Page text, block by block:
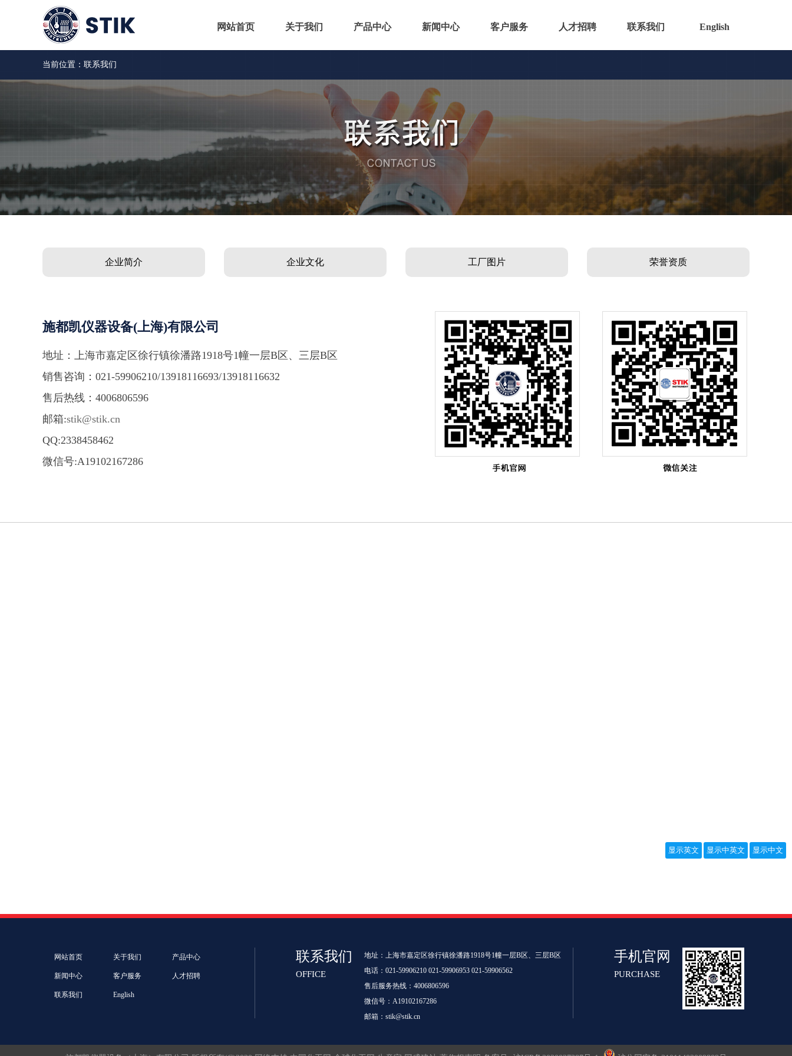
网站首页 关于我们 产品中心 新闻中心 客户服务 人才招聘 联系我们 English
当前位置：联系我们
企业简介 企业文化 工厂图片 荣誉资质
施都凯仪器设备(上海)有限公司
地址：上海市嘉定区徐行镇徐潘路1918号1幢一层B区、三层B区
销售咨询：021-59906210/13918116693/13918116632
售后热线：4006806596
邮箱:stik@stik.cn
QQ:2338458462
微信号:A19102167286
网站首页 关于我们 产品中心
新闻中心 客户服务 人才招聘
联系我们 English
联系我们
OFFICE
地址：上海市嘉定区徐行镇徐潘路1918号1幢一层B区、三层B区
电话：021-59906210 021-59906953 021-59906562
售后服务热线：4006806596
微信号：A19102167286
邮箱： stik@stik.cn
手机官网
PURCHASE